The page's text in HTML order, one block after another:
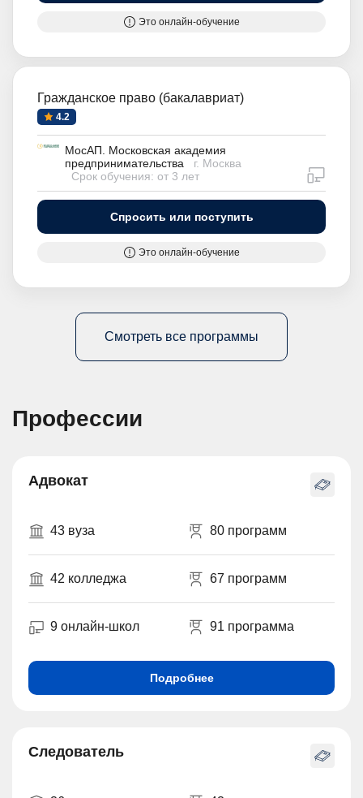
Это онлайн-обучение
Гражданское право (бакалавриат)
4.2
МосАП. Московская академия
предпринимательства
г. Москва
Срок обучения: от 3 лет
Спросить или поступить
Это онлайн-обучение
Смотреть все программы
Профессии
Адвокат
43 вуза 80 программ
42 колледжа 67 программ
9 онлайн-школ 91 программа
Подробнее
Следователь